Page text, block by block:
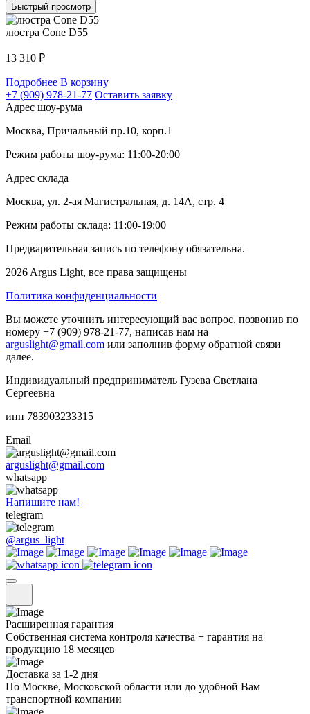
Быстрый просмотр
люстра Cone D55
13 310 ₽
Подробнее В корзину
+7 (909) 978-21-77 Оставить заявку
Адрес шоу-рума
Москва, Причальный пр.10, корп.1
Режим работы шоу-рума: 11:00-20:00
Адрес склада
Москва, ул. 2-ая Магистральная, д. 14А, стр. 4
Режим работы склада: 11:00-19:00
Предварительная запись по телефону обязательна.
2026 Argus Light, все права защищены
Политика конфиденциальности
Вы можете уточнить интересующий вас вопрос, позвонив по
номеру +7 (909) 978-21-77, написав нам на
arguslight@gmail.com или заполнив форму обратной связи
далее.
Индивидуальный предприниматель Гузева Светлана
Сергеевна
инн 783903233315
Email
arguslight@gmail.com
whatsapp
Напишите нам!
telegram
@argus_light
Расширенная гарантия
Собственная система контроля качества + гарантия на
продукцию 18 месяцев
Доставка за 1-2 дня
По Москве, Московской области или до удобной Вам
транспортной компании